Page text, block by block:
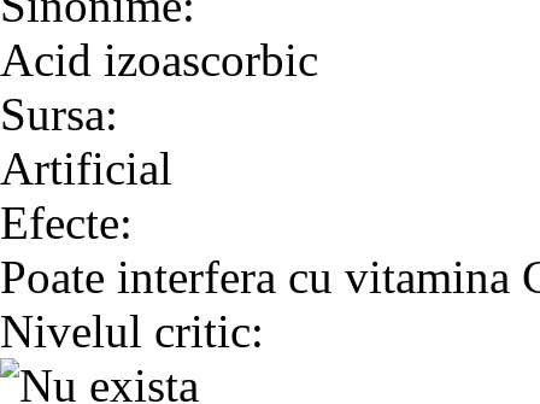
Acid izoascorbic
Sursa:
Artificial
Efecte:
Poate interfera cu vitamina
Nivelul critic: